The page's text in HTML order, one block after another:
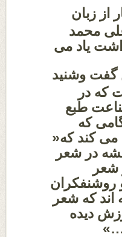
از زبان
محمد
یاد می
گفت وشنید
که در
طبع
که
می کند که«
در شعر
شعر
روشنفکران
اند که شعر
دیده